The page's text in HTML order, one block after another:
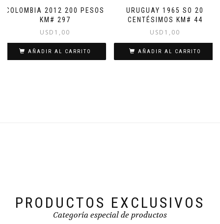
COLOMBIA 2012 200 PESOS
KM# 297
USD 1,00
AÑADIR AL CARRITO
URUGUAY 1965 SO 20
CENTÉSIMOS KM# 44
USD 1,00
AÑADIR AL CARRITO
PRODUCTOS EXCLUSIVOS
Categoría especial de productos